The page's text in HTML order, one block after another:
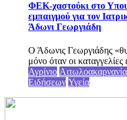
ΦΕΚ-χαστούκι στο
εμπαιγμού για τον
Άδωνι Γεωργιάδη
Ο Άδωνις Γεωργιάδης
μόνο όταν οι καταγγελίες
Αγρίνιο Αιτωλοακαρνανία
Ειδήσεων Υγεία